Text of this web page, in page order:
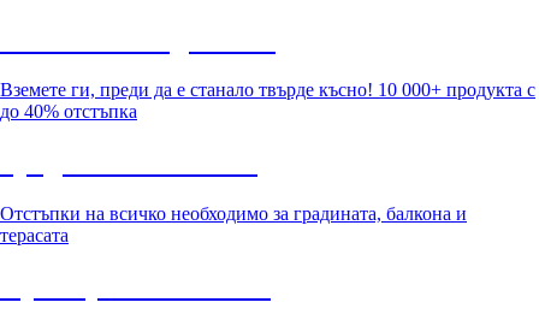
Вземете ги, преди да е станало твърде късно! 10 000+ продукта с
до 40% отстъпка
Отстъпки на всичко необходимо за градината, балкона и
терасата